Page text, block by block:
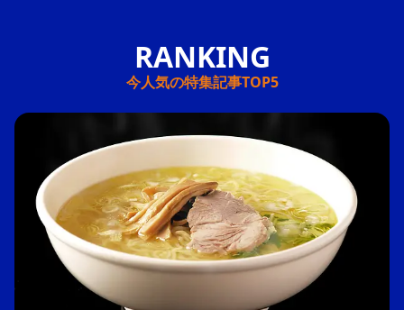
今人気の特集記事TOP5